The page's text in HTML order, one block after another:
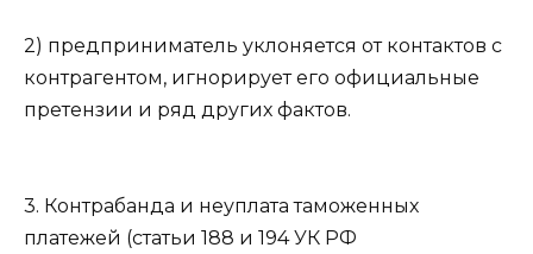
2) предприниматель уклоняется от контактов с
контрагентом, игнорирует его официальные
претензии и ряд других фактов.
3. Контрабанда и неуплата таможенных
платежей (статьи 188 и 194 УК РФ